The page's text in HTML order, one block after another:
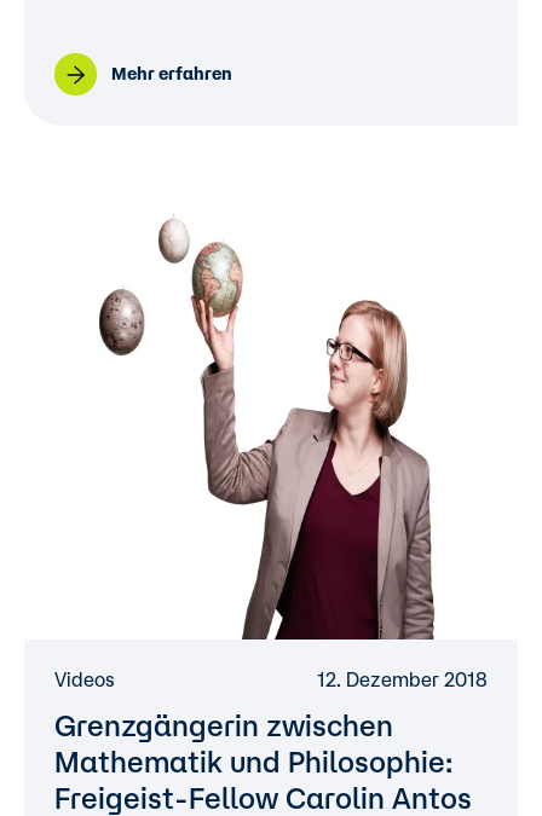
Mehr erfahren
Videos 12. Dezember 2018
Grenzgängerin zwischen
Mathematik und Philosophie:
Freigeist-Fellow Carolin Antos